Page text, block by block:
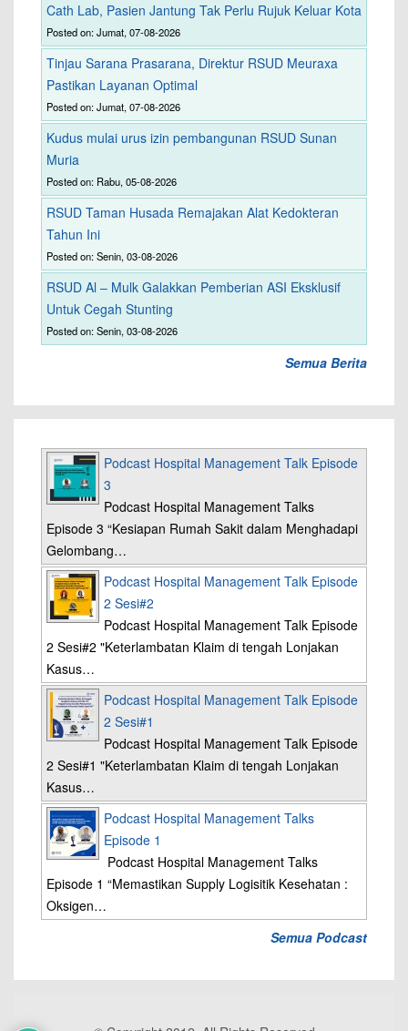
Cath Lab, Pasien Jantung Tak Perlu Rujuk Keluar Kota
Posted on: Jumat, 07-08-2026
Tinjau Sarana Prasarana, Direktur RSUD Meuraxa
Pastikan Layanan Optimal
Posted on: Jumat, 07-08-2026
Kudus mulai urus izin pembangunan RSUD Sunan
Muria
Posted on: Rabu, 05-08-2026
RSUD Taman Husada Remajakan Alat Kedokteran
Tahun Ini
Posted on: Senin, 03-08-2026
RSUD Al – Mulk Galakkan Pemberian ASI Eksklusif
Untuk Cegah Stunting
Posted on: Senin, 03-08-2026
Semua Berita
Podcast Hospital Management Talk Episode
3
Podcast Hospital Management Talks
Episode 3 “Kesiapan Rumah Sakit dalam Menghadapi
Gelombang…
Podcast Hospital Management Talk Episode
2 Sesi#2
Podcast Hospital Management Talk Episode
2 Sesi#2 "Keterlambatan Klaim di tengah Lonjakan
Kasus…
Podcast Hospital Management Talk Episode
2 Sesi#1
Podcast Hospital Management Talk Episode
2 Sesi#1 "Keterlambatan Klaim di tengah Lonjakan
Kasus…
Podcast Hospital Management Talks
Episode 1
Podcast Hospital Management Talks
Episode 1 “Memastikan Supply Logisitik Kesehatan :
Oksigen…
Semua Podcast